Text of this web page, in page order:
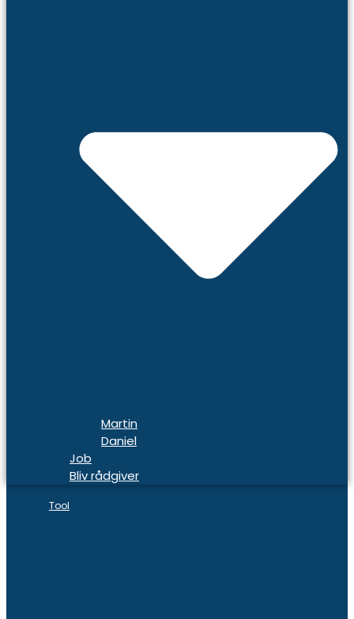
Martin
Daniel
Job
Bliv rådgiver
Tool